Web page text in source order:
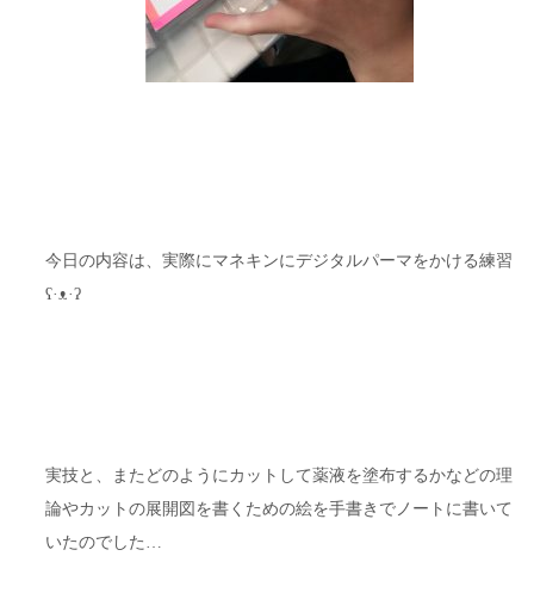
今日の内容は、実際にマネキンにデジタルパーマをかける練習
ʕ·ᴥ·ʔ
実技と、またどのようにカットして薬液を塗布するかなどの理
論やカットの展開図を書くための絵を手書きでノートに書いて
いたのでした…